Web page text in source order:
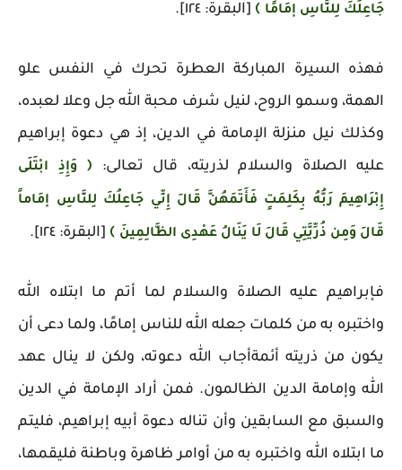
جَاعِلُكَ لِلنَّاسِ إمَامًا ﴾ [البقرة: ١٢٤].
فهذه السيرة المباركة العطرة تحرك في النفس علو
الهمة، وسمو الروح، لنيل شرف محبة الله جل وعلا لعبده،
وكذلك نيل منزلة الإمامة في الدين، إذ هي دعوة إبراهيم
عليه الصلاة والسلام لذريته، قال تعالى:
﴿ وَإِذِ ابْتَلَى
إِبْرَاهِيمَ رَبُّهُ بِكَلِمَتٍ فَأَتَمَهُنَّ قَالَ إِنِّي جَاعِلُكَ لِلنَّاسِ إمَاماً
قَالَ وَمِن ذُرِّيَّتِي قَالَ لَا يَنَالُ عَهْدِى الظَّالِمِينَ ﴾ [البقرة: ١٢٤].
فإبراهيم عليه الصلاة والسلام لما أتم ما ابتلاه الله
واختبره به من كلمات جعله الله للناس إمامًا، ولما دعى أن
يكون من ذريته أئمةأجاب الله دعوته، ولكن لا ينال عهد
الله وإمامة الدين الظالمون. فمن أراد الإمامة في الدين
والسبق مع السابقين وأن تناله دعوة أبيه إبراهيم، فليتم
ما ابتلاه الله واختبره به من أوامر ظاهرة وباطنة فليقمها،